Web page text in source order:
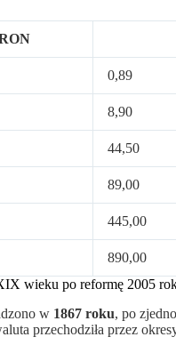
0,89
8,90
44,50
89,00
445,00
890,00
wieku po reformę 2005
w 1867 roku, po
przechodziła przez